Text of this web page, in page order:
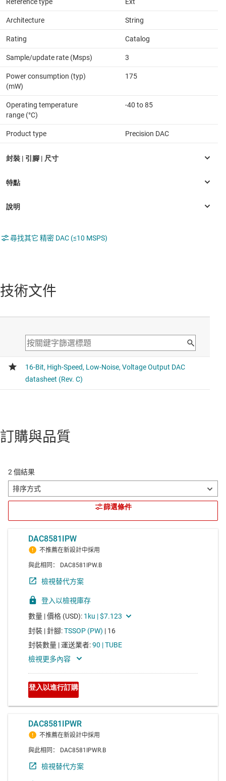
Reference type Ext
Architecture String
Rating Catalog
Sample/update rate (Msps) 3
Power consumption (typ)
(mW)
175
Operating temperature
range (°C)
-40 to 85
Product type Precision DAC
尋找其它 精密 DAC (≤10 MSPS)
技術文件
訂購與品質